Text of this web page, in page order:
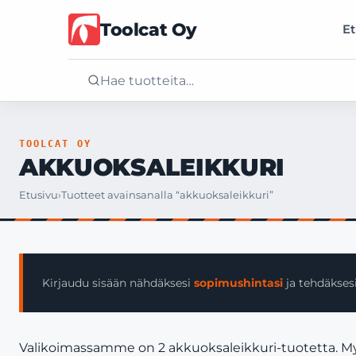
Toolcat Oy
Tuotteet
Yritys
TOOLCAT OY
AKKUOKSALEIKKURI
Etusivu›Tuotteet avainsanalla “akkuoksaleikkuri”
Kirjaudu sisään nähdäksesi sopimushintasi ja
Valikoimassamme on 2 akkuoksaleikkuri-tuotetta.